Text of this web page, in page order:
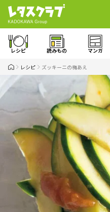
レシピ 読みもの マンガ
レシピ ズッキーニの梅あえ